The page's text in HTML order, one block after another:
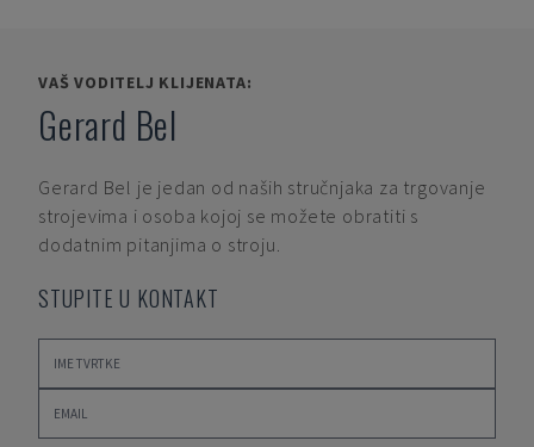
VAŠ VODITELJ KLIJENATA:
Gerard Bel
Gerard Bel je jedan od naših stručnjaka za trgovanje
strojevima i osoba kojoj se možete obratiti s
dodatnim pitanjima o stroju.
STUPITE U KONTAKT